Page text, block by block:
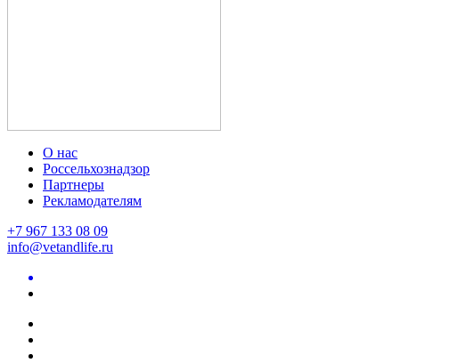
О нас
Россельхознадзор
Партнеры
Рекламодателям
+7 967 133 08 09
info@vetandlife.ru